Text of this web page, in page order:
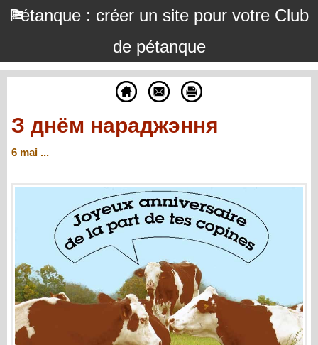
Pétanque : créer un site pour votre Club
de pétanque
З днём нараджэння
6 mai ...